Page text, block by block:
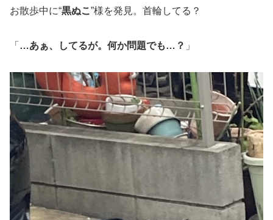
お散歩中に“黒ぬこ ”様を発見。首輪してる？
「 …あぁ、してるが。何か問題でも…？ 」